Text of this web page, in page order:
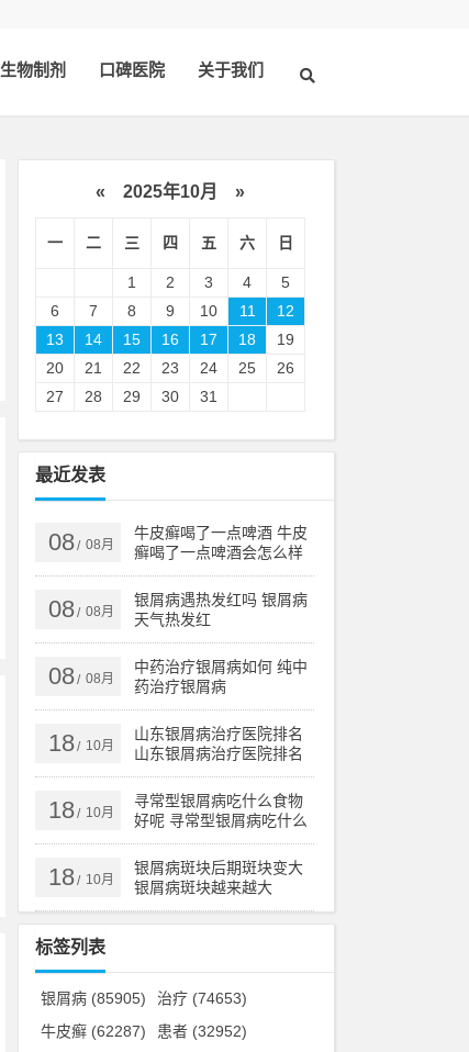
生物制剂 口碑医院 关于我们
« 2025年10月 »
一 二 三 四 五 六 日
1 2 3 4
5
6
7 8 9 10 11
12
13
14 15 16 17 18
19
20
21 22 23 24 25
26
27
28 29 30 31
最近发表
08/ 08月
牛皮癣喝了一点啤酒 牛皮
癣喝了一点啤酒会怎么样
08/ 08月
银屑病遇热发红吗 银屑病
天气热发红
08/ 08月
中药治疗银屑病如何 纯中
药治疗银屑病
18/ 10月
山东银屑病治疗医院排名
山东银屑病治疗医院排名
榜
18/ 10月
寻常型银屑病吃什么食物
好呢 寻常型银屑病吃什么
药效果好
18/ 10月
银屑病斑块后期斑块变大
银屑病斑块越来越大
标签列表
银屑病 (85905) 治疗 (74653)
牛皮癣 (62287) 患者 (32952)